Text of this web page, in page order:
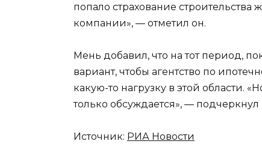
попало страхование строительства
компании», — отметил он.
Мень добавил, что на тот период,
вариант, чтобы агентство по
какую-то нагрузку в этой области.
только обсуждается», —
Источник: РИА Новости